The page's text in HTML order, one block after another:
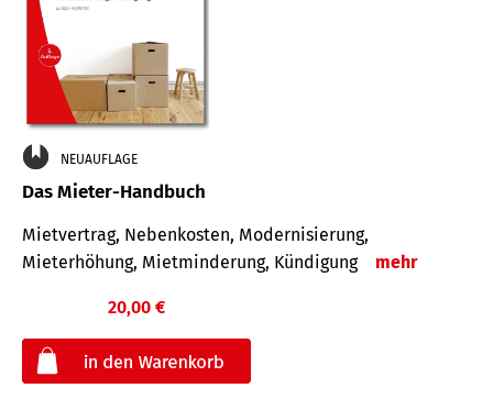
NEUAUFLAGE
Das Mieter-Handbuch
Mietvertrag, Nebenkosten, Modernisierung,
Mieterhöhung, Mietminderung, Kündigung
mehr
20,00 €